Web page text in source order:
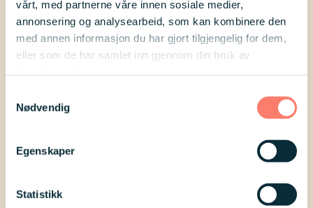
vårt, med partnerne våre innen sosiale medier,
annonsering og analysearbeid, som kan kombinere den
med annen informasjon du har gjort tilgjengelig for dem,
eller som de har samlet inn gjennom din bruk av
Nødvendig
Egenskaper
Statistikk
trygg på egen kropp og identitet. I
Fagfornyelsen 2020 er områder som
seksualitet og kjønn, mediebruk, å
sette grenser, samt å håndtere tanker,
følelser og relasjoner en del av det
Liv Golten forteller i dette webinaret